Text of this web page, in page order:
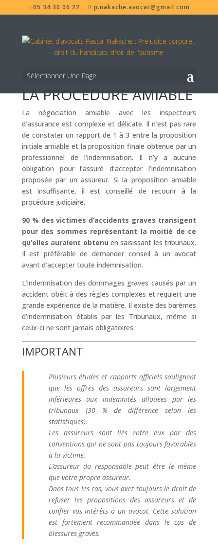
05 34 30 06 22 p.nakache.avocat@gmail.com
Sélectionner Une Page
LA PROCÉDURE AMIABLE
La négociation amiable avec les inspecteurs
d’assurance est complexe et délicate. Il n’est pas rare
de constater un rapport de 1 à 3 entre la proposition
initiale amiable et la proposition finale obtenue par un
professionnel de l’indemnisation. Il n’y a aucune
obligation pour l’assuré d’accepter l’indemnisation
proposée par un assureur. Si la proposition amiable
est insuffisante, il est conseillé de recourir à la
procédure judiciaire.
90 % des victimes d’accidents graves transigent
pour des sommes représentant la moitié de ce
qu’elles auraient obtenu en saisissant les tribunaux.
Il est préférable de demander conseil à un avocat
avant d’accepter toute indemnisation.
L’indemnisation des dommages graves causés par un
accident obéit à des règles complexes et requiert une
grande expérience de la matière. Il existe des barèmes
d’indemnisation établis par les Tribunaux, même si
ceux-ci ne sont jamais obligatoires.
IMPORTANT
Plusieurs études et rapports officiels soulignent
que les offres des assureurs sont largement
inférieures aux indemnités allouées par les
tribunaux (30 % de différence selon les
statistiques).
Les assureurs sont liés entre eux par des
conventions qui ne sont pas toujours favorables
à la victime.
L’assureur du responsable peut être le même
que votre propre assureur.
Dans tous les cas, vous avez toujours le droit de
refuser les propositions des assureurs et de
confier vos intérêts à un avocat. Cette solution
est fortement recommandée dans le cas de
blessures graves.